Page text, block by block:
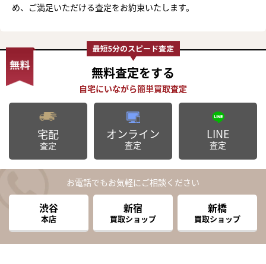
め、ご満足いただける査定をお約束いたします。
無料査定をする
宅配
査定
オンライン
査定
LINE
査定
お電話でもお気軽にご相談ください
渋谷
本店
新宿
買取ショップ
新橋
買取ショップ